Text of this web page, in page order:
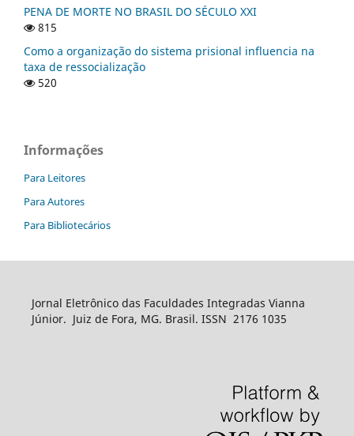
PENA DE MORTE NO BRASIL DO SÉCULO XXI
815
Como a organização do sistema prisional influencia na
taxa de ressocialização
520
Informações
Para Leitores
Para Autores
Para Bibliotecários
Jornal Eletrônico das Faculdades Integradas Vianna
Júnior. Juiz de Fora, MG. Brasil. ISSN 2176 1035